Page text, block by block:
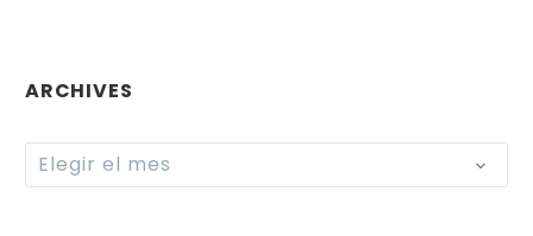
ARCHIVES
Archives
Elegir el mes